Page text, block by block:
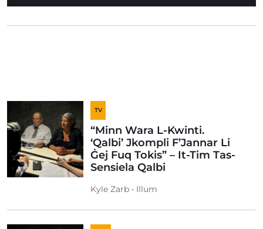
TV
“Minn Wara L-Kwinti.
‘Qalbi’ Jkompli F’Jannar Li
Ġej Fuq Tokis” – It-Tim Tas-
Sensiela Qalbi
Kyle Zarb • Illum